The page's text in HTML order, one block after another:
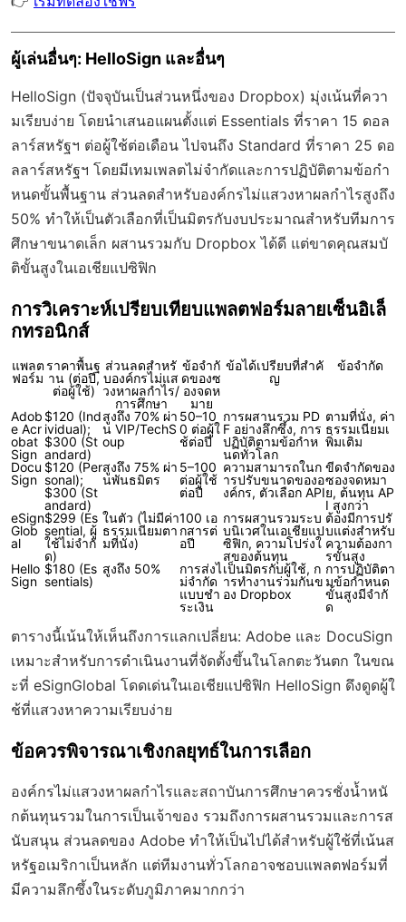
ผู้เล่นอื่นๆ: HelloSign และอื่นๆ
HelloSign (ปัจจุบันเป็นส่วนหนึ่งของ Dropbox) มุ่งเน้นที่ควา
มเรียบง่าย โดยนำเสนอแผนตั้งแต่ Essentials ที่ราคา 15 ดอล
ลาร์สหรัฐฯ ต่อผู้ใช้ต่อเดือน ไปจนถึง Standard ที่ราคา 25 ดอ
ลลาร์สหรัฐฯ โดยมีเทมเพลตไม่จำกัดและการปฏิบัติตามข้อกำ
หนดขั้นพื้นฐาน ส่วนลดสำหรับองค์กรไม่แสวงหาผลกำไรสูงถึง
50% ทำให้เป็นตัวเลือกที่เป็นมิตรกับงบประมาณสำหรับทีมการ
ศึกษาขนาดเล็ก ผสานรวมกับ Dropbox ได้ดี แต่ขาดคุณสมบั
ติขั้นสูงในเอเชียแปซิฟิก
การวิเคราะห์เปรียบเทียบแพลตฟอร์มลายเซ็นอิเล็
กทรอนิกส์
แพลต
ฟอร์ม
ราคาพื้นฐ
าน (ต่อปี,
ต่อผู้ใช้)
ส่วนลดสำหรั
บองค์กรไม่แส
วงหาผลกำไร/
การศึกษา
ข้อจำกั
ดของซ
องจดห
มาย
ข้อได้เปรียบที่สำคั
ญ
ข้อจำกัด
Adob
e Acr
obat
Sign
$120 (Ind
ividual);
$300 (St
andard)
สูงถึง 70% ผ่า
น VIP/TechS
oup
50–10
0 ต่อผู้ใ
ช้ต่อปี
การผสานรวม PD
F อย่างลึกซึ้ง, การ
ปฏิบัติตามข้อกำห
นดทั่วโลก
ตามที่นั่ง, ค่า
ธรรมเนียมเ
พิ่มเติม
Docu
Sign
$120 (Per
sonal);
$300 (St
andard)
สูงถึง 75% ผ่า
นพันธมิตร
5–100
ต่อผู้ใช้
ต่อปี
ความสามารถในก
ารปรับขนาดของอ
งค์กร, ตัวเลือก API
ขีดจำกัดของ
ซองจดหมา
ย, ต้นทุน AP
I สูงกว่า
eSign
Glob
al
$299 (Es
sential, ผู้
ใช้ไม่จำกั
ด)
ในตัว (ไม่มีค่า
ธรรมเนียมตา
มที่นั่ง)
100 เอ
กสารต่
อปี
การผสานรวมระบ
บนิเวศในเอเชียแป
ซิฟิก, ความโปร่งใ
สของต้นทุน
ต้องมีการปรั
บแต่งสำหรับ
ความต้องกา
รขั้นสูง
Hello
Sign
$180 (Es
sentials)
สูงถึง 50%
การส่งไ
ม่จำกัด
แบบชำ
ระเงิน
เป็นมิตรกับผู้ใช้, ก
ารทำงานร่วมกันข
อง Dropbox
การปฏิบัติตา
มข้อกำหนด
ขั้นสูงมีจำกั
ด
ตารางนี้เน้นให้เห็นถึงการแลกเปลี่ยน: Adobe และ DocuSign
เหมาะสำหรับการดำเนินงานที่จัดตั้งขึ้นในโลกตะวันตก ในขณ
ะที่ eSignGlobal โดดเด่นในเอเชียแปซิฟิก HelloSign ดึงดูดผู้ใ
ช้ที่แสวงหาความเรียบง่าย
ข้อควรพิจารณาเชิงกลยุทธ์ในการเลือก
องค์กรไม่แสวงหาผลกำไรและสถาบันการศึกษาควรชั่งน้ำหนั
กต้นทุนรวมในการเป็นเจ้าของ รวมถึงการผสานรวมและการส
นับสนุน ส่วนลดของ Adobe ทำให้เป็นไปได้สำหรับผู้ใช้ที่เน้นส
หรัฐอเมริกาเป็นหลัก แต่ทีมงานทั่วโลกอาจชอบแพลตฟอร์มที่
มีความลึกซึ้งในระดับภูมิภาคมากกว่า